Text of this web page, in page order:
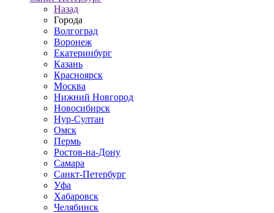
Назад
Города
Волгоград
Воронеж
Екатеринбург
Казань
Красноярск
Москва
Нижний Новгород
Новосибирск
Нур-Султан
Омск
Пермь
Ростов-на-Дону
Самара
Санкт-Петербург
Уфа
Хабаровск
Челябинск